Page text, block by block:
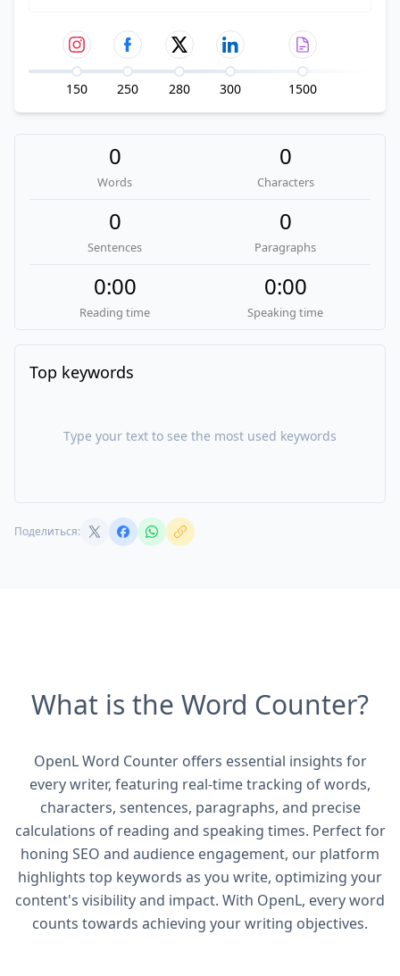
150 250 280 300 1500
0
Words
0
Characters
0
Sentences
0
Paragraphs
0:00
Reading time
0:00
Speaking time
Top keywords
Type your text to see the most used keywords
Поделиться:
What is the Word Counter?
OpenL Word Counter offers essential insights for
every writer, featuring real-time tracking of words,
characters, sentences, paragraphs, and precise
calculations of reading and speaking times. Perfect for
honing SEO and audience engagement, our platform
highlights top keywords as you write, optimizing your
content's visibility and impact. With OpenL, every word
counts towards achieving your writing objectives.